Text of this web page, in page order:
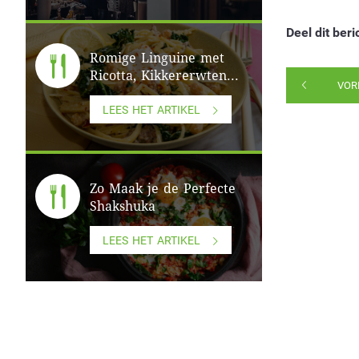
Romige Linguine met
Ricotta, Kikkererwten...
LEES HET ARTIKEL
Zo Maak je de Perfecte
Shakshuka
LEES HET ARTIKEL
Deel dit